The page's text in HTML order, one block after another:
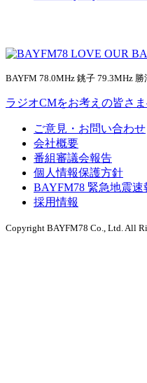
BAYFM 78.0MHz 銚子 79.3MHz
ラジオCMをお考えの皆さ
ご意見・お問い合わせ
会社概要
番組審議会報告
個人情報保護方針
BAYFM78 緊急地震速
採用情報
Copyright BAYFM78 Co., Ltd. All